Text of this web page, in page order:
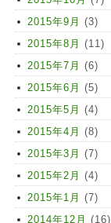
2015年9月 (3)
2015年8月 (11)
2015年7月 (6)
2015年6月 (5)
2015年5月 (4)
2015年4月 (8)
2015年3月 (7)
2015年2月 (4)
2015年1月 (7)
2014年12月 (16)